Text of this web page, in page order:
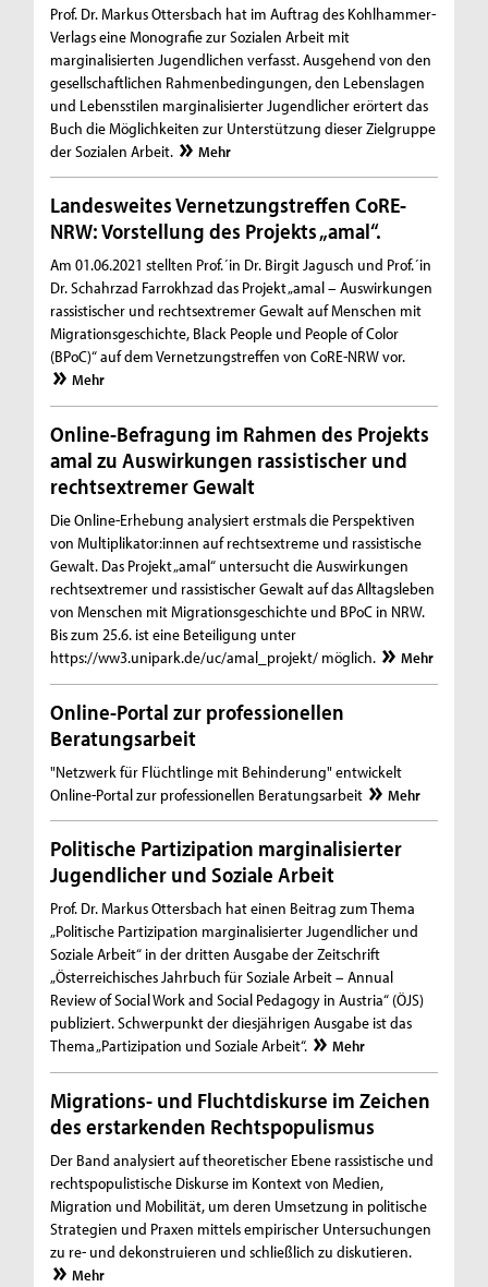
Prof. Dr. Markus Ottersbach hat im Auftrag des Kohlhammer-
Verlags eine Monografie zur Sozialen Arbeit mit
marginalisierten Jugendlichen verfasst. Ausgehend von den
gesellschaftlichen Rahmenbedingungen, den Lebenslagen
und Lebensstilen marginalisierter Jugendlicher erörtert das
Buch die Möglichkeiten zur Unterstützung dieser Zielgruppe
der Sozialen Arbeit.
Mehr
Landesweites Vernetzungstreffen CoRE-
NRW: Vorstellung des Projekts „amal“.
Am 01.06.2021 stellten Prof.´in Dr. Birgit Jagusch und Prof.´in
Dr. Schahrzad Farrokhzad das Projekt „amal – Auswirkungen
rassistischer und rechtsextremer Gewalt auf Menschen mit
Migrationsgeschichte, Black People und People of Color
(BPoC)“ auf dem Vernetzungstreffen von CoRE-NRW vor.
Mehr
Online-Befragung im Rahmen des Projekts
amal zu Auswirkungen rassistischer und
rechtsextremer Gewalt
Die Online-Erhebung analysiert erstmals die Perspektiven
von Multiplikator:innen auf rechtsextreme und rassistische
Gewalt. Das Projekt „amal“ untersucht die Auswirkungen
rechtsextremer und rassistischer Gewalt auf das Alltagsleben
von Menschen mit Migrationsgeschichte und BPoC in NRW.
Bis zum 25.6. ist eine Beteiligung unter
https://ww3.unipark.de/uc/amal_projekt/ möglich.
Mehr
Online-Portal zur professionellen
Beratungsarbeit
"Netzwerk für Flüchtlinge mit Behinderung" entwickelt
Online-Portal zur professionellen Beratungsarbeit
Mehr
Politische Partizipation marginalisierter
Jugendlicher und Soziale Arbeit
Prof. Dr. Markus Ottersbach hat einen Beitrag zum Thema
„Politische Partizipation marginalisierter Jugendlicher und
Soziale Arbeit“ in der dritten Ausgabe der Zeitschrift
„Österreichisches Jahrbuch für Soziale Arbeit – Annual
Review of Social Work and Social Pedagogy in Austria“ (ÖJS)
publiziert. Schwerpunkt der diesjährigen Ausgabe ist das
Thema „Partizipation und Soziale Arbeit“.
Mehr
Migrations- und Fluchtdiskurse im Zeichen
des erstarkenden Rechtspopulismus
Der Band analysiert auf theoretischer Ebene rassistische und
rechtspopulistische Diskurse im Kontext von Medien,
Migration und Mobilität, um deren Umsetzung in politische
Strategien und Praxen mittels empirischer Untersuchungen
zu re- und dekonstruieren und schließlich zu diskutieren.
Mehr